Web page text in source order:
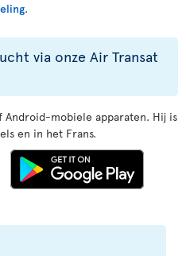
.
via onze Air Transat
Android-mobiele apparaten. Hij is
en in het Frans.